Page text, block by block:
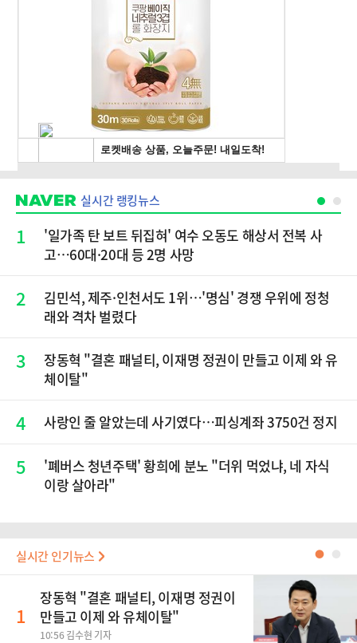
실시간 랭킹뉴스
1
'일가족 탄 보트 뒤집혀' 여수 오동도 해상서 전복 사
고…60대·20대 등 2명 사망
2
김민석, 제주·인천서도 1위…'명심' 경쟁 우위에 정청
래와 격차 벌렸다
3
장동혁 "결혼 패널티, 이재명 정권이 만들고 이제 와 유
체이탈"
4 사랑인 줄 알았는데 사기였다…피싱계좌 3750건 정지
5
'폐버스 청년주택' 황희에 분노 "더위 먹었냐, 네 자식
이랑 살아라"
실시간 인기뉴스 ●
1
장동혁 "결혼 패널티, 이재명 정권이
만들고 이제 와 유체이탈"
10:56 김수현 기자